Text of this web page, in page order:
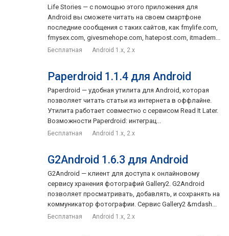
Life Stories — с помощью этого приложения для
Android вы сможете читать на своем смартфоне
последние сообщения с таких сайтов, как fmylife.com,
fmysex.com, givesmehope.com, hatepost.com, itmadem...
Бесплатная Android 1.x, 2.x
Paperdroid 1.1.4 для Android
Paperdroid — удобная утилита для Android, которая
позволяет читать статьи из интернета в оффлайне.
Утилита работает совместно с сервисом Read It Later.
Возможности Paperdroid: интеграц...
Бесплатная Android 1.x, 2.x
G2Android 1.6.3 для Android
G2Android — клиент для доступа к онлайновому
сервису хранения фотографий Gallery2. G2Android
позволяет просматривать, добавлять, и сохранять на
коммуникатор фотографии. Сервис Gallery2 &mdash...
Бесплатная Android 1.x, 2.x